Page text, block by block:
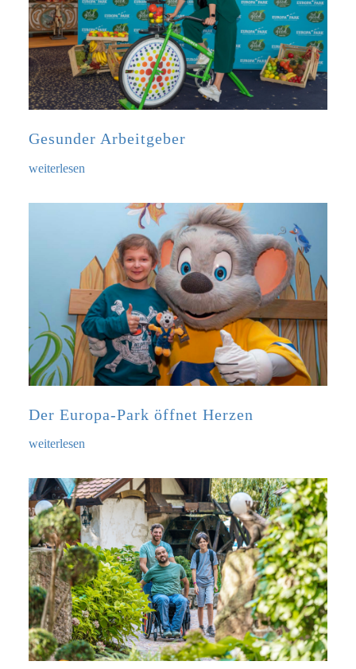
Gesunder Arbeitgeber
weiterlesen
Der Europa-Park öffnet Herzen
weiterlesen